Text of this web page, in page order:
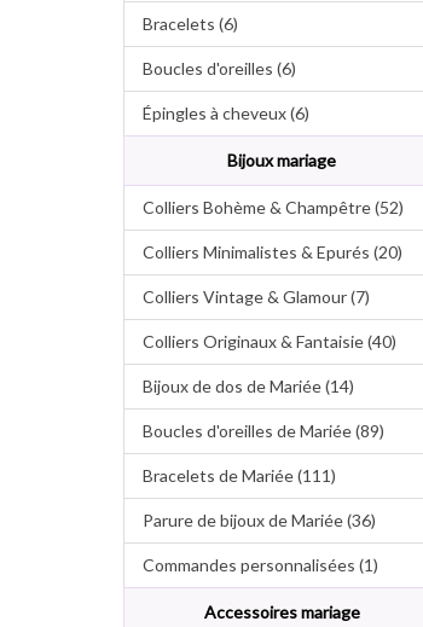
Bracelets (6)
Boucles d'oreilles (6)
Épingles à cheveux (6)
Bijoux mariage
Colliers Bohème & Champêtre (52)
Colliers Minimalistes & Epurés (20)
Colliers Vintage & Glamour (7)
Colliers Originaux & Fantaisie (40)
Bijoux de dos de Mariée (14)
Boucles d'oreilles de Mariée (89)
Bracelets de Mariée (111)
Parure de bijoux de Mariée (36)
Commandes personnalisées (1)
Accessoires mariage